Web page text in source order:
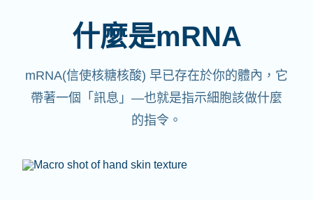
什麼是mRNA
mRNA(信使核糖核酸) 早已存在於你的體內，它
帶著一個「訊息」—也就是指示細胞該做什麼
的指令。